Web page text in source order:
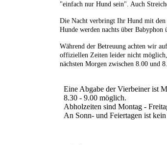
"einfach nur Hund sein". Auch
Die Nacht verbringt Ihr Hund mit den
Hunde werden nachts über Babyphon
Während der Betreuung achten wir
offiziellen Zeiten leider nicht
nächsten Morgen zwischen 8.00 und
Eine Abgabe der Vierbeiner ist
8.30 - 9.00 möglich.
Abholzeiten sind Montag -
An Sonn- und Feiertagen ist